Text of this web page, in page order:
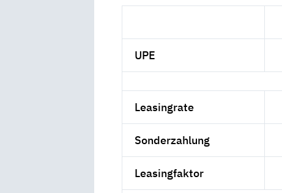
UPE
Leasingrate
Sonderzahlung
Leasingfaktor